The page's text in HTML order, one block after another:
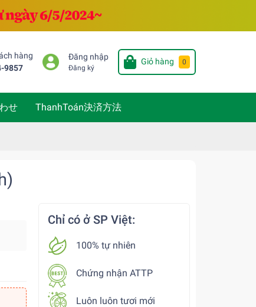
hàng
9857
Đăng nhập
Đăng ký
Giỏ hàng 0
せ ThanhToán決済方法
Chỉ có ở SP Việt:
100% tự nhiên
Chứng nhận ATTP
Luôn luôn tươi mới